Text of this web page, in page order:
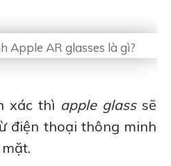
Apple AR glasses là gì?
xác thì apple glasssẽ
điện thoại thông minh